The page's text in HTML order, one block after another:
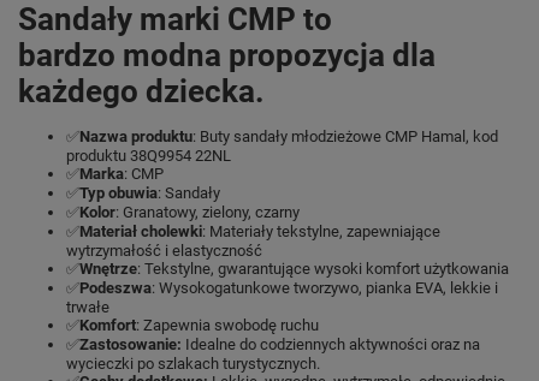
Sandały marki CMP to
bardzo modna propozycja dla
każdego dziecka.
✅Nazwa produktu: Buty sandały młodzieżowe CMP Hamal, kod
produktu 38Q9954 22NL
✅Marka: CMP
✅Typ obuwia: Sandały
✅Kolor: Granatowy, zielony, czarny
✅Materiał cholewki: Materiały tekstylne, zapewniające
wytrzymałość i elastyczność
✅Wnętrze: Tekstylne, gwarantujące wysoki komfort użytkowania
✅Podeszwa: Wysokogatunkowe tworzywo, pianka EVA, lekkie i
trwałe
✅Komfort: Zapewnia swobodę ruchu
✅Zastosowanie: Idealne do codziennych aktywności oraz na
wycieczki po szlakach turystycznych.